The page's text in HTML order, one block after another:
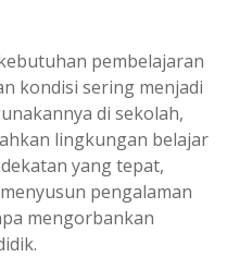
pembelajaran
kondisi sering menjadi
di sekolah,
lingkungan belajar
yang tepat,
pengalaman
mengorbankan